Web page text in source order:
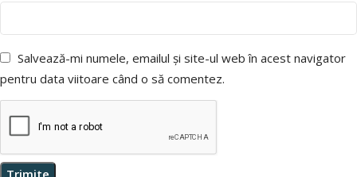
Salvează-mi numele, emailul și site-ul web în acest navigator
pentru data viitoare când o să comentez.